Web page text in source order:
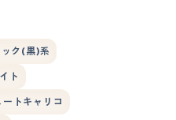
ク(黒)系
ト
トキャリコ